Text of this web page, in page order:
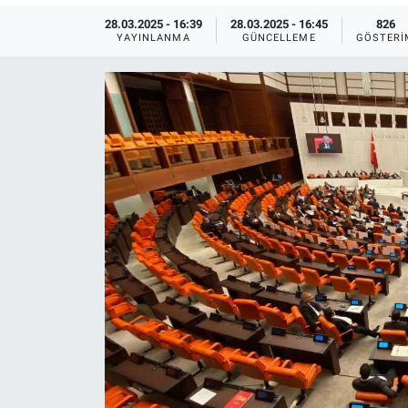
28.03.2025 - 16:39
YAYINLANMA
28.03.2025 - 16:45
GÜNCELLEME
826
Ege'den Esintiler
Ekonomi
Gerçeğin İzinde
Gün Başlıyor
Gün Bitiyor
Gün Ortası
İletişim